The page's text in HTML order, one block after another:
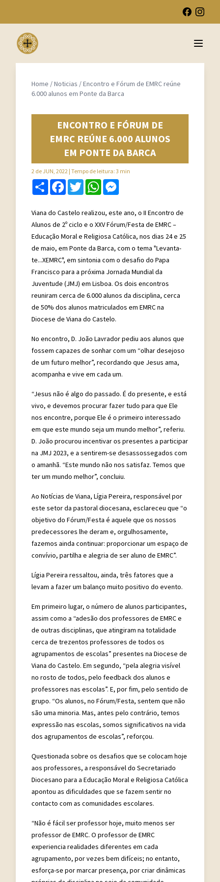
Open
Home /Noticias /Encontro e Fórum de EMRC reúne
6.000 alunos em Ponte da Barca
ENCONTRO E FÓRUM DE
EMRC REÚNE 6.000 ALUNOS
EM PONTE DA BARCA
2 de JUN, 2022 | Tempo de leitura: 3 min
Share FacebookTwitterWhatsApp
Viana do Castelo realizou, este ano, o II Encontro de
Alunos de 2º ciclo e o XXV Fórum/Festa de EMRC –
Educação Moral e Religiosa Católica, nos dias 24 e 25
de maio, em Ponte da Barca, com o tema "Levanta-
te...XEMRC", em sintonia com o desafio do Papa
Francisco para a próxima Jornada Mundial da
Juventude (JMJ) em Lisboa. Os dois encontros
reuniram cerca de 6.000 alunos da disciplina, cerca
de 50% dos alunos matriculados em EMRC na
Diocese de Viana do Castelo.
No encontro, D. João Lavrador pediu aos alunos que
fossem capazes de sonhar com um “olhar desejoso
de um futuro melhor”, recordando que Jesus ama,
acompanha e vive em cada um.
“Jesus não é algo do passado. É do presente, e está
vivo, e devemos procurar fazer tudo para que Ele
nos encontre, porque Ele é o primeiro interessado
em que este mundo seja um mundo melhor”, referiu.
D. João procurou incentivar os presentes a participar
na JMJ 2023, e a sentirem-se desassossegados com
o amanhã. “Este mundo não nos satisfaz. Temos que
ter um mundo melhor”, concluiu.
Ao Notícias de Viana, Lígia Pereira, responsável por
este setor da pastoral diocesana, esclareceu que “o
objetivo do Fórum/Festa é aquele que os nossos
predecessores lhe deram e, orgulhosamente,
fazemos ainda continuar: proporcionar um espaço de
convívio, partilha e alegria de ser aluno de EMRC”.
Lígia Pereira ressaltou, ainda, três fatores que a
levam a fazer um balanço muito positivo do evento.
Em primeiro lugar, o número de alunos participantes,
assim como a “adesão dos professores de EMRC e
de outras disciplinas, que atingiram na totalidade
cerca de trezentos professores de todos os
agrupamentos de escolas” presentes na Diocese de
Viana do Castelo. Em segundo, “pela alegria visível
no rosto de todos, pelo feedback dos alunos e
professores nas escolas”. E, por fim, pelo sentido de
grupo. “Os alunos, no Fórum/Festa, sentem que não
são uma minoria. Mas, antes pelo contrário, temos
expressão nas escolas, somos significativos na vida
dos agrupamentos de escolas”, reforçou.
Questionada sobre os desafios que se colocam hoje
aos professores, a responsável do Secretariado
Diocesano para a Educação Moral e Religiosa Católica
apontou as dificuldades que se fazem sentir no
contacto com as comunidades escolares.
“Não é fácil ser professor hoje, muito menos ser
professor de EMRC. O professor de EMRC
experiencia realidades diferentes em cada
agrupamento, por vezes bem difíceis; no entanto,
esforça-se por marcar presença, por criar dinâmicas